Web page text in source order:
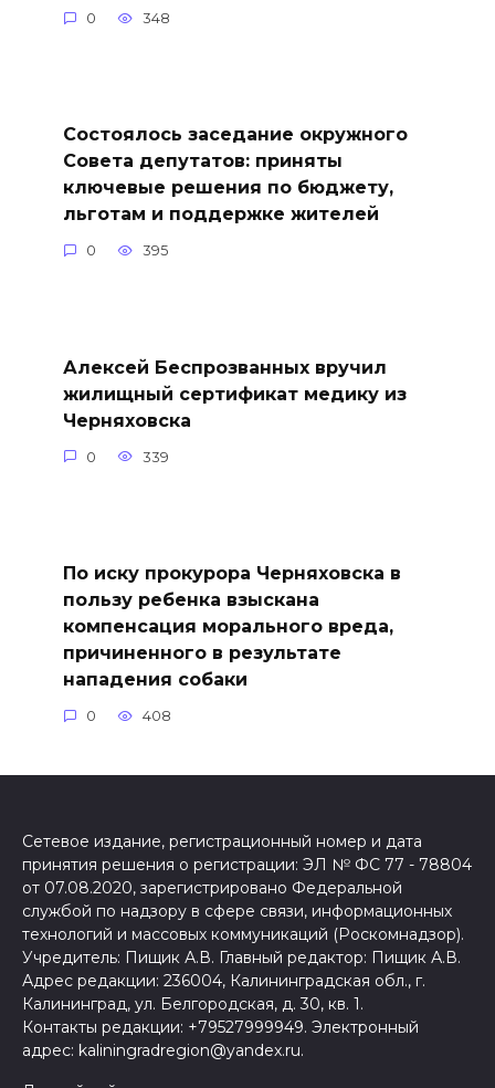
0 348
Состоялось заседание окружного
Совета депутатов: приняты
ключевые решения по бюджету,
льготам и поддержке жителей
0 395
Алексей Беспрозванных вручил
жилищный сертификат медику из
Черняховска
0 339
По иску прокурора Черняховска в
пользу ребенка взыскана
компенсация морального вреда,
причиненного в результате
нападения собаки
0 408
Сетевое издание, регистрационный номер и дата
принятия решения о регистрации: ЭЛ № ФС 77 - 78804
от 07.08.2020, зарегистрировано Федеральной
службой по надзору в сфере связи, информационных
технологий и массовых коммуникаций (Роскомнадзор).
Учредитель: Пищик А.В. Главный редактор: Пищик А.В.
Адрес редакции: 236004, Калининградская обл., г.
Калининград, ул. Белгородская, д. 30, кв. 1.
Контакты редакции: +79527999949. Электронный
адрес: kaliningradregion@yandex.ru.